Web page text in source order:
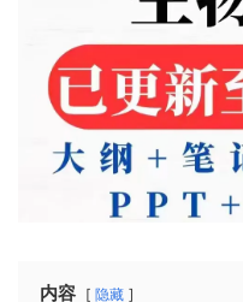
内容 隐藏